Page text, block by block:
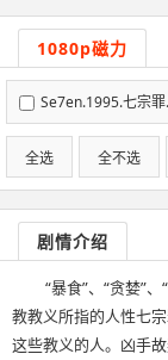
1080p磁力
Se7en.1995.七宗
576.X264-人人影视制
全选 全不选
剧情介绍
“暴食”、“贪婪”
教教义所指的人性七
这些教义的人。凶手